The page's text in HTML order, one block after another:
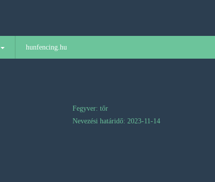
hunfencing.hu
Fegyver: tőr
Nevezési határidő: 2023-11-14